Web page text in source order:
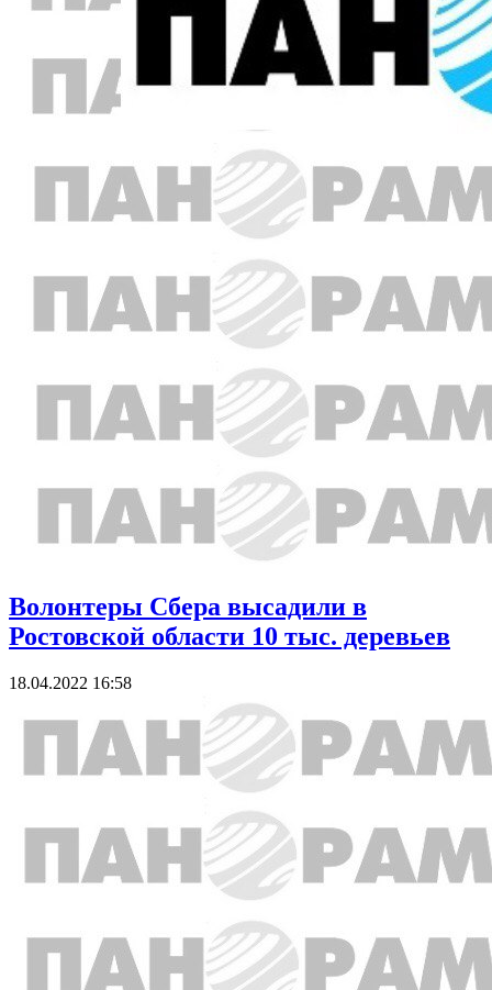
Волонтеры Сбера высадили в
Ростовской области 10 тыс. деревьев
18.04.2022 16:58